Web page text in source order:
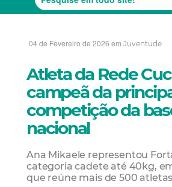
04 de Fevereiro de 2026 em Juventude
Atleta da Rede
campeã da
competição da
nacional
Ana Mikaele representou
categoria cadete até 40kg,
que reúne mais de 500